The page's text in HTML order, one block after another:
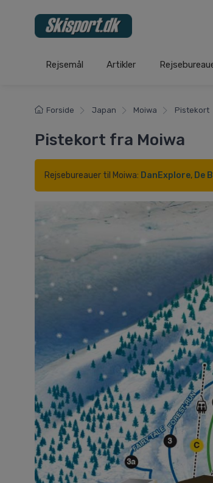
Rejsemål Artikler
Forside Japan Moiwa Pistekort
Pistekort fra Moiwa
Rejsebureauer til Moiwa: DanExplore, De